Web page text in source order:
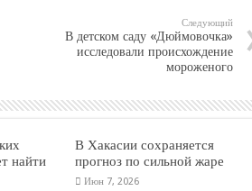
Следующий
В детском саду «Дюймовочка»
исследовали происхождение
мороженого
найти
В Хакасии сохраняется
прогноз по сильной жаре
Июн 7, 2026